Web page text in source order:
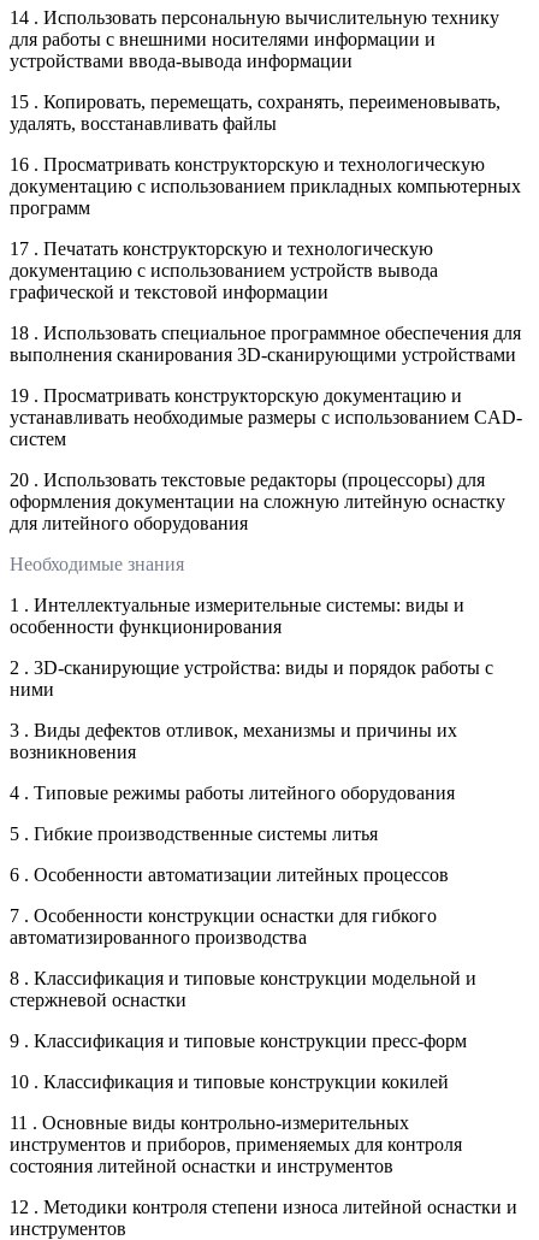
14 . Использовать персональную вычислительную технику
для работы с внешними носителями информации и
устройствами ввода-вывода информации
15 . Копировать, перемещать, сохранять, переименовывать,
удалять, восстанавливать файлы
16 . Просматривать конструкторскую и технологическую
документацию с использованием прикладных компьютерных
программ
17 . Печатать конструкторскую и технологическую
документацию с использованием устройств вывода
графической и текстовой информации
18 . Использовать специальное программное обеспечения для
выполнения сканирования 3D-сканирующими устройствами
19 . Просматривать конструкторскую документацию и
устанавливать необходимые размеры с использованием CAD-
систем
20 . Использовать текстовые редакторы (процессоры) для
оформления документации на сложную литейную оснастку
для литейного оборудования
Необходимые знания
1 . Интеллектуальные измерительные системы: виды и
особенности функционирования
2 . 3D-сканирующие устройства: виды и порядок работы с
ними
3 . Виды дефектов отливок, механизмы и причины их
возникновения
4 . Типовые режимы работы литейного оборудования
5 . Гибкие производственные системы литья
6 . Особенности автоматизации литейных процессов
7 . Особенности конструкции оснастки для гибкого
автоматизированного производства
8 . Классификация и типовые конструкции модельной и
стержневой оснастки
9 . Классификация и типовые конструкции пресс-форм
10 . Классификация и типовые конструкции кокилей
11 . Основные виды контрольно-измерительных
инструментов и приборов, применяемых для контроля
состояния литейной оснастки и инструментов
12 . Методики контроля степени износа литейной оснастки и
инструментов